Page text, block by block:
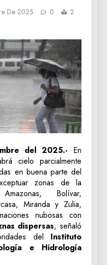
De 2025 0
2
del 2025.- En
cielo parcialmente
en buena parte del
zonas de la
Bolívar,
Miranda y Zulia,
nubosas con
dispersas, señaló
del Instituto
e Hidrología